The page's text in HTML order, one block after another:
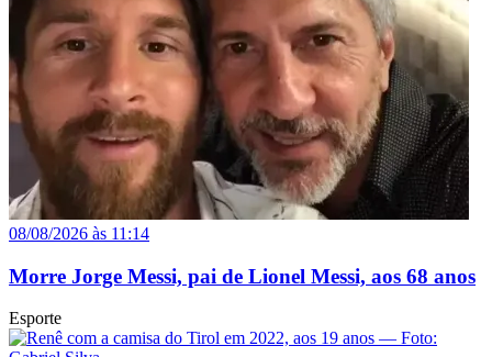
08/08/2026 às 11:14
Morre Jorge Messi, pai de Lionel Messi, aos 68 anos
Esporte